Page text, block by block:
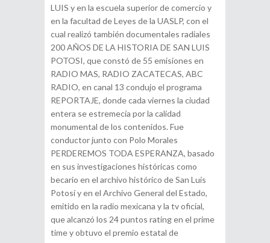
LUIS y en la escuela superior de comercio y
en la facultad de Leyes de la UASLP, con el
cual realizó también documentales radiales
200 AÑOS DE LA HISTORIA DE SAN LUIS
POTOSI, que constó de 55 emisiones en
RADIO MAS, RADIO ZACATECAS, ABC
RADIO, en canal 13 condujo el programa
REPORTAJE, donde cada viernes la ciudad
entera se estremecía por la calidad
monumental de los contenidos. Fue
conductor junto con Polo Morales
PERDEREMOS TODA ESPERANZA, basado
en sus investigaciones históricas como
becario en el archivo histórico de San Luis
Potosí y en el Archivo General del Estado,
emitido en la radio mexicana y la tv oficial,
que alcanzó los 24 puntos rating en el prime
time y obtuvo el premio estatal de